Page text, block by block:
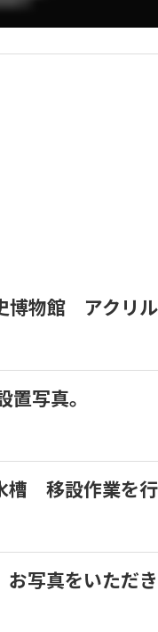
物館 アクリル
写真。
移設作業を行
真をいただき